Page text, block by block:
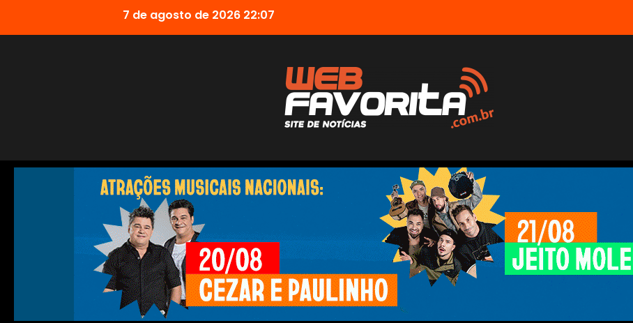
7 de agosto de 2026 22:07